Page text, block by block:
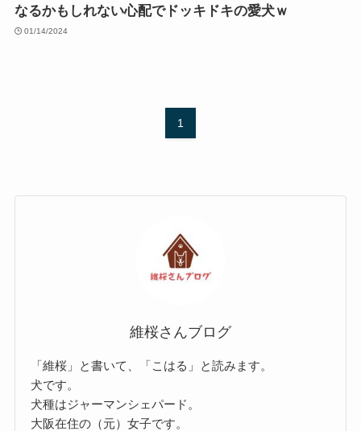
なるかもしれない心配でドッキドキの愛犬ｗ
01/14/2024
1
維桜さんブログ
「維桜」と書いて、「こはる」と読みます。
犬です。
犬種はジャーマンシェパード。
大阪在住の（元）女子です。